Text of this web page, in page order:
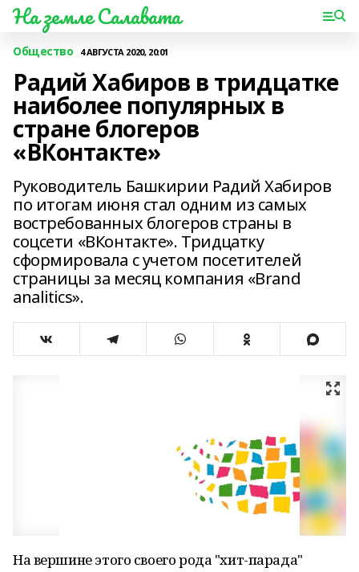
На земле Салавата
Общество 4 АВГУСТА 2020, 20:01
Радий Хабиров в тридцатке
наиболее популярных в
стране блогеров
«ВКонтакте»
Руководитель Башкирии Радий Хабиров
по итогам июня стал одним из самых
востребованных блогеров страны в
соцсети «ВКонтакте». Тридцатку
сформировала с учетом посетителей
страницы за месяц компания «Brand
analitics».
На вершине этого своего рода "хит-парада"